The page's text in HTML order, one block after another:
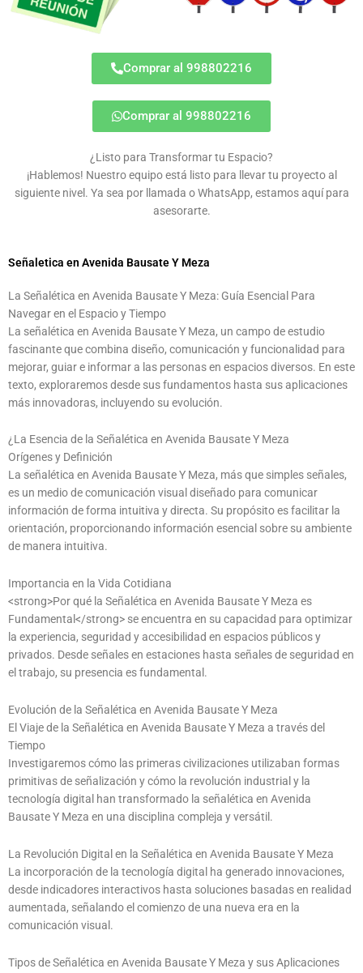
Comprar al 998802216
Comprar al 998802216
¿Listo para Transformar tu Espacio?
¡Hablemos! Nuestro equipo está listo para llevar tu proyecto al
siguiente nivel. Ya sea por llamada o WhatsApp, estamos aquí para
asesorarte.
Señaletica en Avenida Bausate Y Meza
La Señalética en Avenida Bausate Y Meza: Guía Esencial Para
Navegar en el Espacio y Tiempo
La señalética en Avenida Bausate Y Meza, un campo de estudio
fascinante que combina diseño, comunicación y funcionalidad para
mejorar, guiar e informar a las personas en espacios diversos. En este
texto, exploraremos desde sus fundamentos hasta sus aplicaciones
más innovadoras, incluyendo su evolución.
¿La Esencia de la Señalética en Avenida Bausate Y Meza
Orígenes y Definición
La señalética en Avenida Bausate Y Meza, más que simples señales,
es un medio de comunicación visual diseñado para comunicar
información de forma intuitiva y directa. Su propósito es facilitar la
orientación, proporcionando información esencial sobre su ambiente
de manera intuitiva.
Importancia en la Vida Cotidiana
<strong>Por qué la Señalética en Avenida Bausate Y Meza es
Fundamental</strong> se encuentra en su capacidad para optimizar
la experiencia, seguridad y accesibilidad en espacios públicos y
privados. Desde señales en estaciones hasta señales de seguridad en
el trabajo, su presencia es fundamental.
Evolución de la Señalética en Avenida Bausate Y Meza
El Viaje de la Señalética en Avenida Bausate Y Meza a través del
Tiempo
Investigaremos cómo las primeras civilizaciones utilizaban formas
primitivas de señalización y cómo la revolución industrial y la
tecnología digital han transformado la señalética en Avenida
Bausate Y Meza en una disciplina compleja y versátil.
La Revolución Digital en la Señalética en Avenida Bausate Y Meza
La incorporación de la tecnología digital ha generado innovaciones,
desde indicadores interactivos hasta soluciones basadas en realidad
aumentada, señalando el comienzo de una nueva era en la
comunicación visual.
Tipos de Señalética en Avenida Bausate Y Meza y sus Aplicaciones